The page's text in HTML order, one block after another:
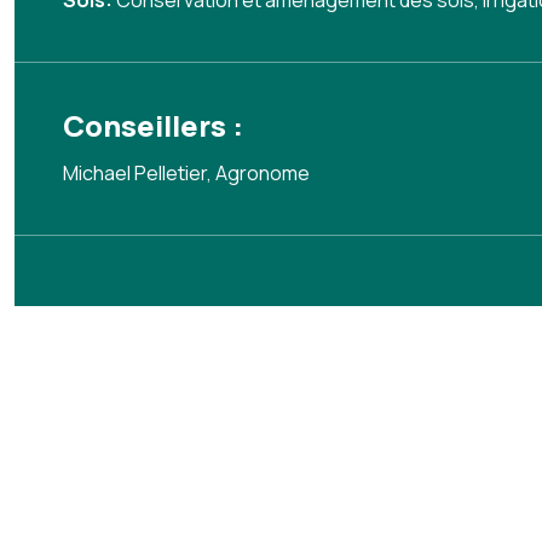
Conseillers :
Michael Pelletier, Agronome